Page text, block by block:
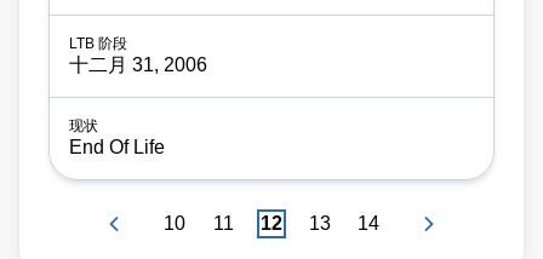
十二月 31, 2006
End Of Life
10 11 12 13 14